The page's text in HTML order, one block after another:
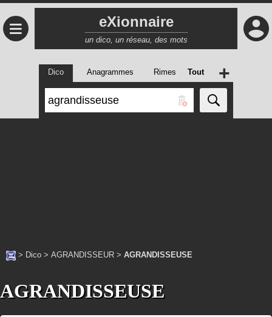
≡ eXionnaire
un dico, un réseau, des mots
Dico Anagrammes Rimes Tout +
> Dico > AGRANDISSEUR > AGRANDISSEUSE
AGRANDISSEUSE